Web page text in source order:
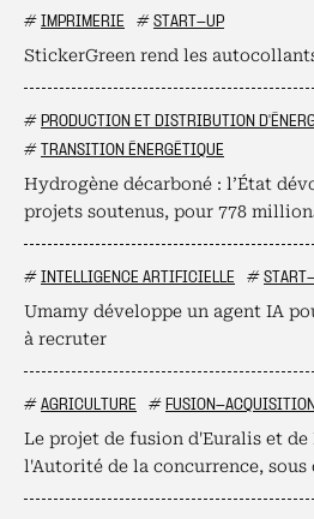
# IMPRIMERIE # START-UP
StickerGreen rend les
# PRODUCTION ET DISTRIBUTION
# TRANSITION ÉNERGÉTIQUE
Hydrogène décarboné : l’État
projets soutenus, pour 778
# INTELLIGENCE ARTIFICIELLE #
Umamy développe un agent IA
à recruter
# AGRICULTURE # FUSION-
Le projet de fusion d'Euralis et
l'Autorité de la concurrence,